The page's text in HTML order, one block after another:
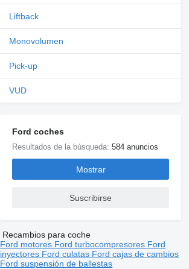
Liftback
Monovolumen
Pick-up
VUD
Ford coches
Resultados de la búsqueda:584 anuncios
Mostrar
Suscribirse
Recambios para coche
Ford motores Ford turbocompresores Ford
inyectores Ford culatas Ford cajas de cambios
Ford suspensión de ballestas